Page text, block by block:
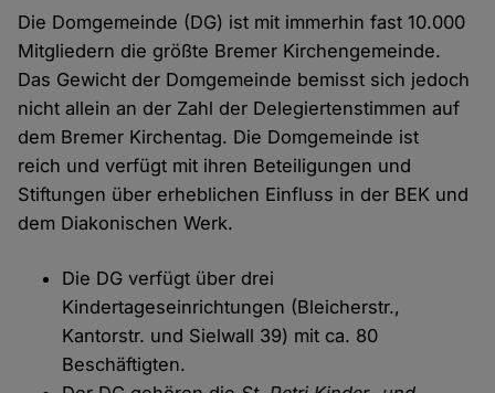
Die Domgemeinde (DG) ist mit immerhin fast 10.000
Mitgliedern die größte Bremer Kirchengemeinde.
Das Gewicht der Domgemeinde bemisst sich jedoch
nicht allein an der Zahl der Delegiertenstimmen auf
dem Bremer Kirchentag. Die Domgemeinde ist
reich und verfügt mit ihren Beteiligungen und
Stiftungen über erheblichen Einfluss in der BEK und
dem Diakonischen Werk.
Die DG verfügt über drei
Kindertageseinrichtungen (Bleicherstr.,
Kantorstr. und Sielwall 39) mit ca. 80
Beschäftigten.